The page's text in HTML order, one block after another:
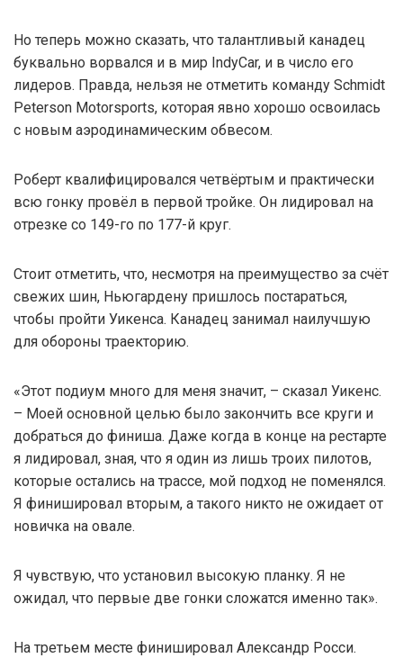
Но теперь можно сказать, что талантливый канадец
буквально ворвался и в мир IndyCar, и в число его
лидеров. Правда, нельзя не отметить команду Schmidt
Peterson Motorsports, которая явно хорошо освоилась
с новым аэродинамическим обвесом.
Роберт квалифицировался четвёртым и практически
всю гонку провёл в первой тройке. Он лидировал на
отрезке со 149-го по 177-й круг.
Стоит отметить, что, несмотря на преимущество за счёт
свежих шин, Ньюгардену пришлось постараться,
чтобы пройти Уикенса. Канадец занимал наилучшую
для обороны траекторию.
«Этот подиум много для меня значит, – сказал Уикенс.
– Моей основной целью было закончить все круги и
добраться до финиша. Даже когда в конце на рестарте
я лидировал, зная, что я один из лишь троих пилотов,
которые остались на трассе, мой подход не поменялся.
Я финишировал вторым, а такого никто не ожидает от
новичка на овале.
Я чувствую, что установил высокую планку. Я не
ожидал, что первые две гонки сложатся именно так».
На третьем месте финишировал Александр Росси.